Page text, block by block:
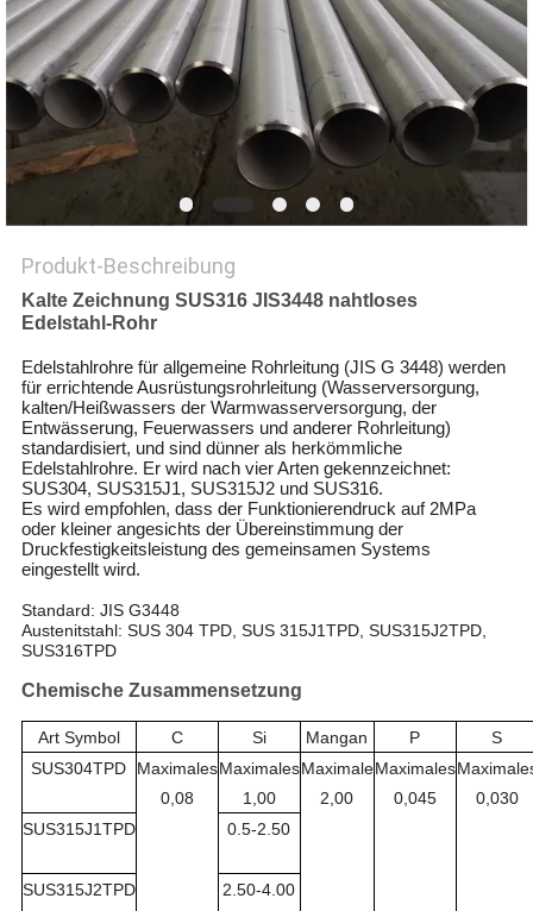
BESTIMMUNGEN
Produkt-Beschreibung
Kalte Zeichnung SUS316 JIS3448 nahtloses
Edelstahl-Rohr
Edelstahlrohre für allgemeine Rohrleitung (JIS G 3448) werden
für errichtende Ausrüstungsrohrleitung (Wasserversorgung,
kalten/Heißwassers der Warmwasserversorgung, der
Entwässerung, Feuerwassers und anderer Rohrleitung)
standardisiert, und sind dünner als herkömmliche
Edelstahlrohre. Er wird nach vier Arten gekennzeichnet:
SUS304, SUS315J1, SUS315J2 und SUS316.
Es wird empfohlen, dass der Funktionierendruck auf 2MPa
oder kleiner angesichts der Übereinstimmung der
Druckfestigkeitsleistung des gemeinsamen Systems
eingestellt wird.
Standard: JIS G3448
Austenitstahl: SUS 304 TPD, SUS 315J1TPD, SUS315J2TPD,
SUS316TPD
Chemische Zusammensetzung
Art Symbol C Si Mangan P
S
SUS304TPD
Maximales
0,08
Maximales
1,00
Maximale
2,00
Maximales
0,045
0,030
SUS315J1TPD
0.5-2.50
SUS315J2TPD 2.50-4.00